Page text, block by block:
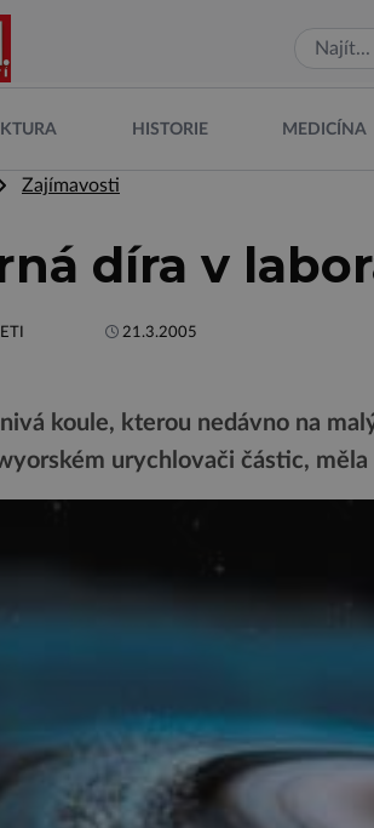
HISTORIE MEDICÍNA
Zajímavosti
díra v
21.3.2005
koule, kterou nedávno na
urychlovači částic,